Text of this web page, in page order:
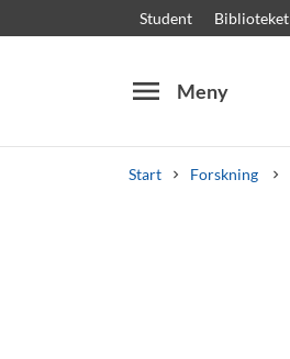
Student Biblioteket
menu Meny
Start Forskning